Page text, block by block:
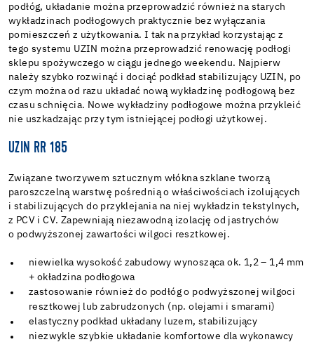
podłóg, układanie można przeprowadzić również na starych
wykładzinach podłogowych praktycznie bez wyłączania
pomieszczeń z użytkowania. I tak na przykład korzystając z
tego systemu UZIN można przeprowadzić renowację podłogi
sklepu spożywczego w ciągu jednego weekendu. Najpierw
należy szybko rozwinąć i dociąć podkład stabilizujący UZIN, po
czym można od razu układać nową wykładzinę podłogową bez
czasu schnięcia. Nowe wykładziny podłogowe można przykleić
nie uszkadzając przy tym istniejącej podłogi użytkowej.
UZIN RR 185
Związane tworzywem sztucznym włókna szklane tworzą
paroszczelną warstwę pośrednią o właściwościach izolujących
i stabilizujących do przyklejania na niej wykładzin tekstylnych,
z PCV i CV. Zapewniają niezawodną izolację od jastrychów
o podwyższonej zawartości wilgoci resztkowej.
niewielka wysokość zabudowy wynosząca ok. 1,2 – 1,4 mm
+ okładzina podłogowa
zastosowanie również do podłóg o podwyższonej wilgoci
resztkowej lub zabrudzonych (np. olejami i smarami)
elastyczny podkład układany luzem, stabilizujący
niezwykle szybkie układanie komfortowe dla wykonawcy